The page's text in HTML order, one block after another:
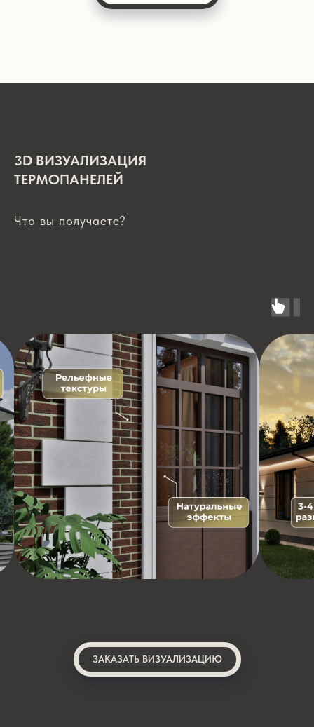
3D ВИЗУАЛИЗАЦИЯ
ТЕРМОПАНЕЛЕЙ
Что вы получаете?
ЗАКАЗАТЬ ВИЗУАЛИЗАЦИЮ